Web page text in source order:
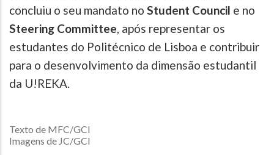
concluiu o seu mandato no Student Council e no
Steering Committee, após representar os
estudantes do Politécnico de Lisboa e contribuir
para o desenvolvimento da dimensão estudantil
da U!REKA.
Texto de MFC/GCI
Imagens de JC/GCI